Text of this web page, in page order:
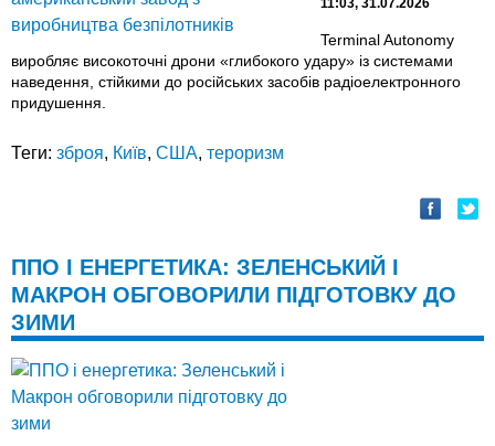
11:03, 31.07.2026
Terminal Autonomy
виробляє високоточні дрони «глибокого удару» із системами
наведення, стійкими до російських засобів радіоелектронного
придушення.
Теги: зброя, Київ, США, тероризм
ППО І ЕНЕРГЕТИКА: ЗЕЛЕНСЬКИЙ І
МАКРОН ОБГОВОРИЛИ ПІДГОТОВКУ ДО
ЗИМИ